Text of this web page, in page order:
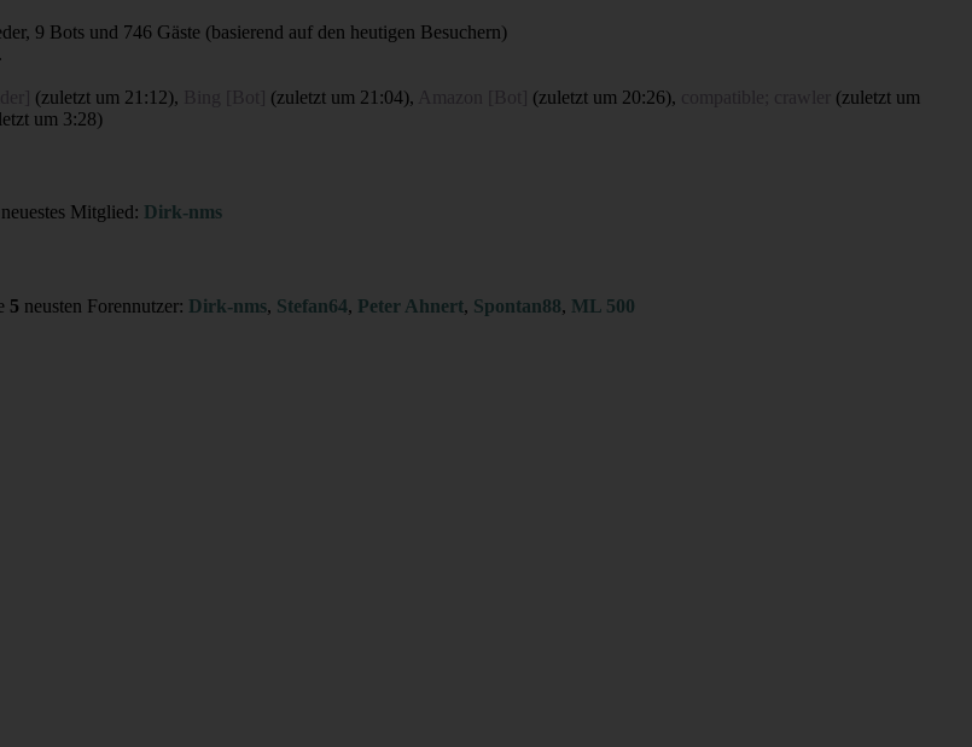
9 Bots und 746 Gäste (basierend auf den heutigen Besuchern)
(zuletzt um 21:12), (zuletzt um 21:04), (zuletzt um 20:26), (zuletzt um
um 3:28)
Mitglied: Dirk-nms
5 neusten Forennutzer: Dirk-nms, Stefan64, Peter Ahnert, Spontan88, ML 500